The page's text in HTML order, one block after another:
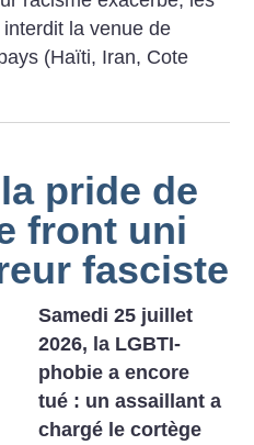
la venue de
(Haïti, Iran, Cote
pride de
front uni
fasciste
Samedi 25 juillet
2026, la LGBTI-
phobie a encore
tué : un assaillant a
chargé le cortège